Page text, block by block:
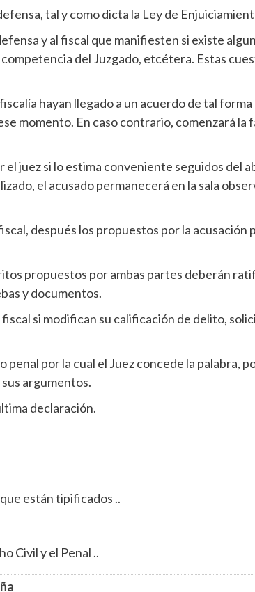
tal y como dicta la Ley de
y al fiscal que manifiesten si existe
del Juzgado, etcétera. Estas
hayan llegado a un acuerdo de tal forma
momento. En caso contrario, comenzará la
juez si lo estima conveniente seguidos del
el acusado permanecerá en la sala
después los propuestos por la acusación
propuestos por ambas partes deberán
y documentos.
si modifican su calificación de delito,
por la cual el Juez concede la palabra,
argumentos.
declaración.
están tipificados ..
Civil y el Penal ..